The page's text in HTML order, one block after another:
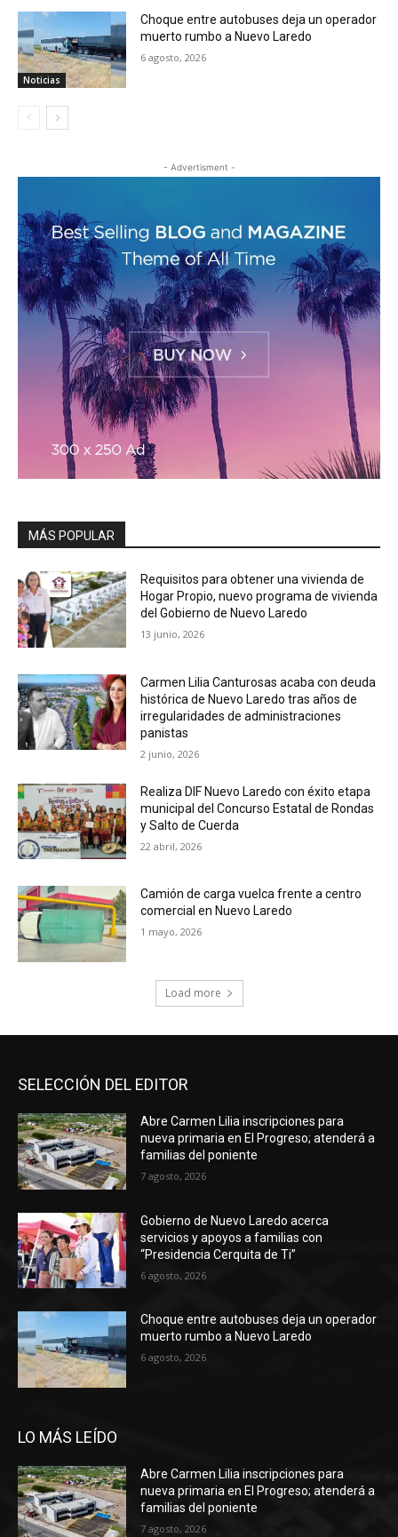
Noticias
Choque entre autobuses deja un operador
muerto rumbo a Nuevo Laredo
6 agosto, 2026
- Advertisment -
MÁS POPULAR
Requisitos para obtener una vivienda de
Hogar Propio, nuevo programa de vivienda
del Gobierno de Nuevo Laredo
13 junio, 2026
Carmen Lilia Canturosas acaba con deuda
histórica de Nuevo Laredo tras años de
irregularidades de administraciones
panistas
2 junio, 2026
Realiza DIF Nuevo Laredo con éxito etapa
municipal del Concurso Estatal de Rondas
y Salto de Cuerda
22 abril, 2026
Camión de carga vuelca frente a centro
comercial en Nuevo Laredo
1 mayo, 2026
Load more
SELECCIÓN DEL EDITOR
Abre Carmen Lilia inscripciones para
nueva primaria en El Progreso; atenderá a
familias del poniente
7 agosto, 2026
Gobierno de Nuevo Laredo acerca
servicios y apoyos a familias con
“Presidencia Cerquita de Ti”
6 agosto, 2026
Choque entre autobuses deja un operador
muerto rumbo a Nuevo Laredo
6 agosto, 2026
LO MÁS LEÍDO
Abre Carmen Lilia inscripciones para
nueva primaria en El Progreso; atenderá a
familias del poniente
7 agosto, 2026